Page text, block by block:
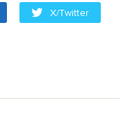
X/Twitter